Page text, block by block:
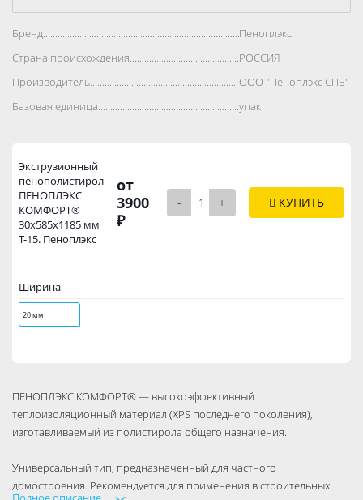
Бренд..................................................................................Пеноплэкс
Страна происхождения..................................................................................
РОССИЯ
Производитель..................................................................................ООО "Пеноплэкс СПБ"
Базовая единица..................................................................................
упак
Экструзионный
пенополистирол
ПЕНОПЛЭКС
КОМФОРТ®
30х585х1185 мм
Т-15. Пеноплэкс
от
3900
₽
- + КУПИТЬ
Ширина
20 мм
ПЕНОПЛЭКС КОМФОРТ® — высокоэффективный
теплоизоляционный материал (XPS последнего поколения),
изготавливаемый из полистирола общего назначения.
Универсальный тип, предназначенный для частного
домостроения. Рекомендуется для применения в строительных